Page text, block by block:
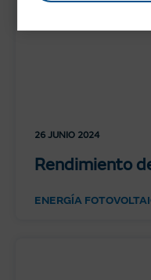
26 JUNIO 2024
Rendimiento
ENERGÍA